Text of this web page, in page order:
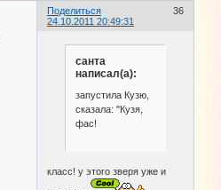
Поделиться
36
24.10.2011 20:49:31
санта
написал(а):
запустила Кузю,
сказала: "Кузя,
фас!
класс! у этого зверя уже и